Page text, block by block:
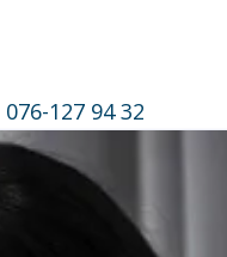
076-127 94 32